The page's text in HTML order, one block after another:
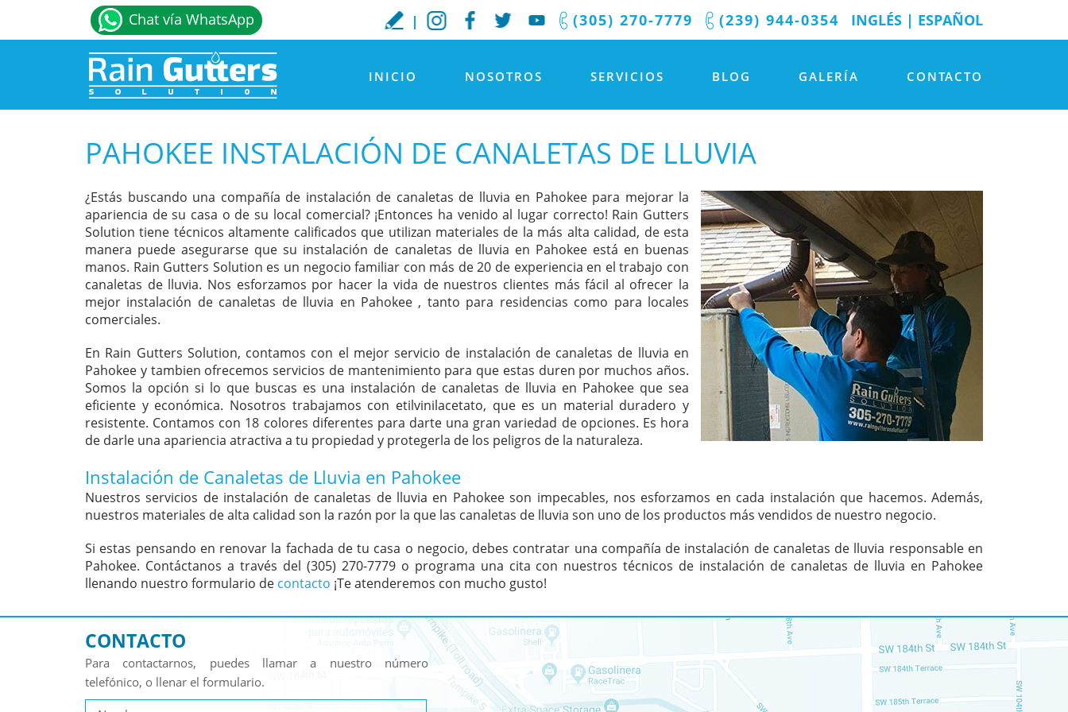
INGLÉS | ESPAÑOL
(239) 944-0354
(305) 270-7779
Chat vía WhatsApp
INICIO NOSOTROS SERVICIOS BLOG GALERÍA CONTACTO
PAHOKEE INSTALACIÓN DE CANALETAS DE LLUVIA
¿Estás buscando una compañía de instalación de canaletas de lluvia en Pahokee para mejorar la
apariencia de su casa o de su local comercial? ¡Entonces ha venido al lugar correcto! Rain Gutters
Solution tiene técnicos altamente calificados que utilizan materiales de la más alta calidad, de esta
manera puede asegurarse que su instalación de canaletas de lluvia en Pahokee está en buenas
manos. Rain Gutters Solution es un negocio familiar con más de 20 de experiencia en el trabajo con
canaletas de lluvia. Nos esforzamos por hacer la vida de nuestros clientes más fácil al ofrecer la
mejor instalación de canaletas de lluvia en Pahokee , tanto para residencias como para locales
comerciales.
En Rain Gutters Solution, contamos con el mejor servicio de instalación de canaletas de lluvia en
Pahokee y tambien ofrecemos servicios de mantenimiento para que estas duren por muchos años.
Somos la opción si lo que buscas es una instalación de canaletas de lluvia en Pahokee que sea
eficiente y económica. Nosotros trabajamos con etilvinilacetato, que es un material duradero y
resistente. Contamos con 18 colores diferentes para darte una gran variedad de opciones. Es hora
de darle una apariencia atractiva a tu propiedad y protegerla de los peligros de la naturaleza.
Instalación de Canaletas de Lluvia en Pahokee
Nuestros servicios de instalación de canaletas de lluvia en Pahokee son impecables, nos esforzamos en cada instalación que hacemos. Además,
nuestros materiales de alta calidad son la razón por la que las canaletas de lluvia son uno de los productos más vendidos de nuestro negocio.
Si estas pensando en renovar la fachada de tu casa o negocio, debes contratar una compañía de instalación de canaletas de lluvia responsable en
Pahokee. Contáctanos a través del (305) 270-7779 o programa una cita con nuestros técnicos de instalación de canaletas de lluvia en Pahokee
llenando nuestro formulario de contacto ¡Te atenderemos con mucho gusto!
CONTACTO
Para contactarnos, puedes llamar a nuestro número
telefónico, o llenar el formulario.